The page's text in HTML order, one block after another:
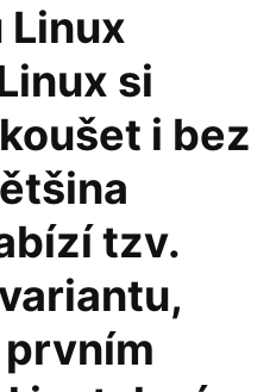
Linux
si
i bez
tzv.